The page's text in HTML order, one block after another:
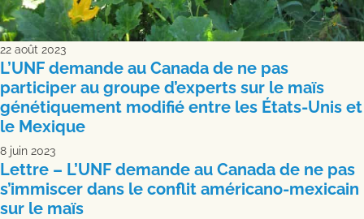
22 août 2023
L’UNF demande au Canada de ne pas
participer au groupe d’experts sur le maïs
génétiquement modifié entre les États-Unis et
le Mexique
8 juin 2023
Lettre – L’UNF demande au Canada de ne pas
s’immiscer dans le conflit américano-mexicain
sur le maïs